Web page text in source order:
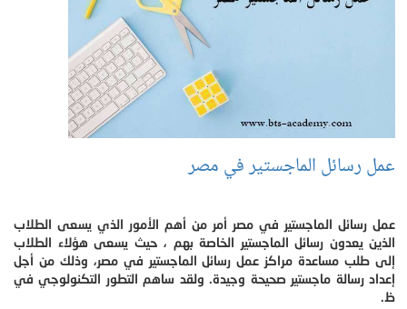
عمل رسائل الماجستير في مصر
عمل رسائل الماجستير في مصر أمر من أهم الأمور الذي يسعى الطلاب
الذين يعدون رسائل الماجستير الخاصة بهم ، حيث يسعى هؤلاء الطلاب
إلى طلب مساعدة مراكز عمل رسائل الماجستير في مصر، وذلك من أجل
إعداد رسالة ماجستير صحيحة وجيدة. ولقد ساهم التطور التكنولوجي في
ظ.